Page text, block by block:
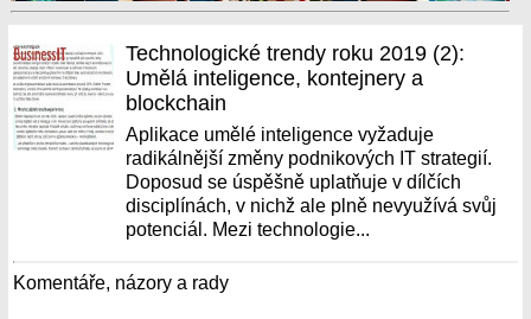
Technologické trendy roku 2019 (2):
Umělá inteligence, kontejnery a
blockchain
Aplikace umělé inteligence vyžaduje
radikálnější změny podnikových IT strategií.
Doposud se úspěšně uplatňuje v dílčích
disciplínách, v nichž ale plně nevyužívá svůj
potenciál. Mezi technologie...
Komentáře, názory a rady